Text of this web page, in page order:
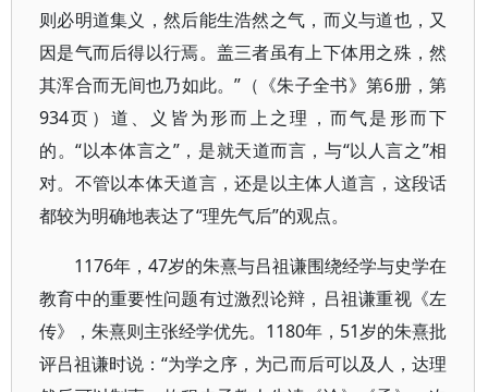
则必明道集义，然后能生浩然之气，而义与道也，又
因是气而后得以行焉。盖三者虽有上下体用之殊，然
其浑合而无间也乃如此。”（《朱子全书》第6册，第
934页）道、义皆为形而上之理，而气是形而下
的。“以本体言之”，是就天道而言，与“以人言之”相
对。不管以本体天道言，还是以主体人道言，这段话
都较为明确地表达了“理先气后”的观点。
1176年，47岁的朱熹与吕祖谦围绕经学与史学在
教育中的重要性问题有过激烈论辩，吕祖谦重视《左
传》，朱熹则主张经学优先。1180年，51岁的朱熹批
评吕祖谦时说：“为学之序，为己而后可以及人，达理